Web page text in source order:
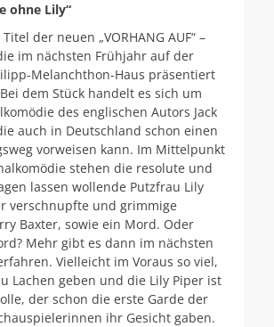
ohne Lily“
der neuen „VORHANG AUF“ –
im nächsten Frühjahr auf der
Melanchthon-Haus präsentiert
dem Stück handelt es sich um
des englischen Autors Jack
auch in Deutschland schon einen
vorweisen kann. Im Mittelpunkt
stehen die resolute und
lassen wollende Putzfrau Lily
verschnupfte und grimmige
Baxter, sowie ein Mord. Oder
Mehr gibt es dann im nächsten
Vielleicht im Voraus so viel,
Lachen geben und die Lily Piper ist
der schon die erste Garde der
ihr Gesicht gaben.